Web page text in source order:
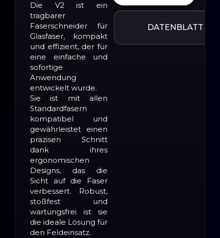
Die V2 ist ein
tragbarer
Faserschneider für
Glasfaser, kompakt
und effizient, der für
eine einfache und
sofortige
Anwendung
entwickelt wurde.
Sie ist mit allen
Standardfasern
kompatibel und
gewährleistet einen
präzisen Schnitt
dank ihres
ergonomischen
Designs, das die
Sicht auf die Faser
verbessert. Robust,
stoßfest und
wartungsfrei ist sie
die ideale Lösung für
den Feldeinsatz.
DATENBLATT